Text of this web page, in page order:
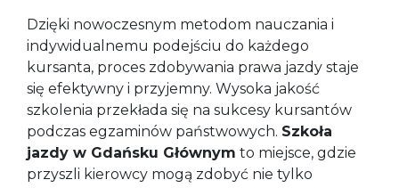
Dzięki nowoczesnym metodom nauczania i
indywidualnemu podejściu do każdego
kursanta, proces zdobywania prawa jazdy staje
się efektywny i przyjemny. Wysoka jakość
szkolenia przekłada się na sukcesy kursantów
podczas egzaminów państwowych. Szkoła
jazdy w Gdańsku Głównym to miejsce, gdzie
przyszli kierowcy mogą zdobyć nie tylko